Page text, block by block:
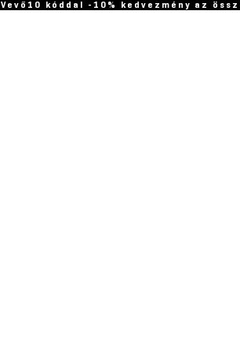
Vevő10 kóddal -10% kedvezmény az